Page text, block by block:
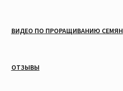
ВИДЕО ПО ПРОРАЩИВАНИЮ СЕМЯН
ОТЗЫВЫ